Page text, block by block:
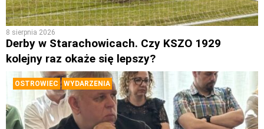
8 sierpnia 2026
Derby w Starachowicach. Czy KSZO 1929
kolejny raz okaże się lepszy?
OSTROWIEC WYDARZENIA